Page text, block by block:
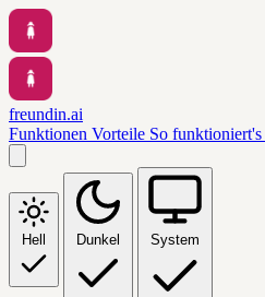
freundin.ai
Funktionen Vorteile So funktioniert's
Hell Dunkel System